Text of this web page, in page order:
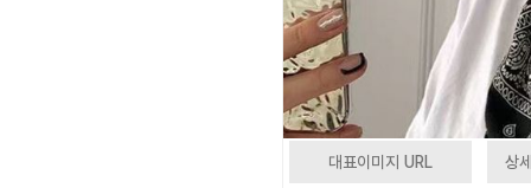
대표이미지 URL 상